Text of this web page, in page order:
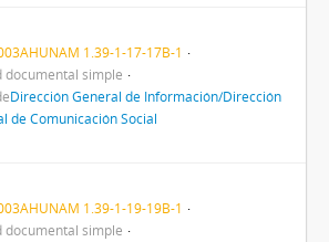
1.39-1-17-17B-1
documental simple
Dirección General de Información/Dirección
de Comunicación Social
1.39-1-19-19B-1
documental simple